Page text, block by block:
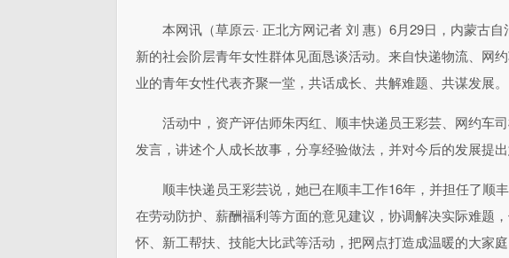
本网讯（草原云· 正北方网记者 刘 惠）6月29日，内蒙古
新的社会阶层青年女性群体见面恳谈活动。来自快递物流、网
业的青年女性代表齐聚一堂，共话成长、共解难题、共谋发展。
活动中，资产评估师朱丙红、顺丰快递员王彩芸、网约车
发言，讲述个人成长故事，分享经验做法，并对今后的发展提出
顺丰快递员王彩芸说，她已在顺丰工作16年，并担任了顺
在劳动防护、薪酬福利等方面的意见建议，协调解决实际难题
怀、新工帮扶、技能大比武等活动，把网点打造成温暖的大家